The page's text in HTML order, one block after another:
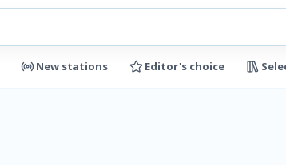
New stations Editor's choice